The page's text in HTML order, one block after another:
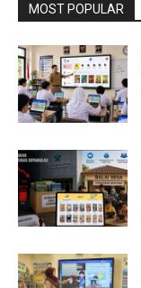
MOST POPULAR